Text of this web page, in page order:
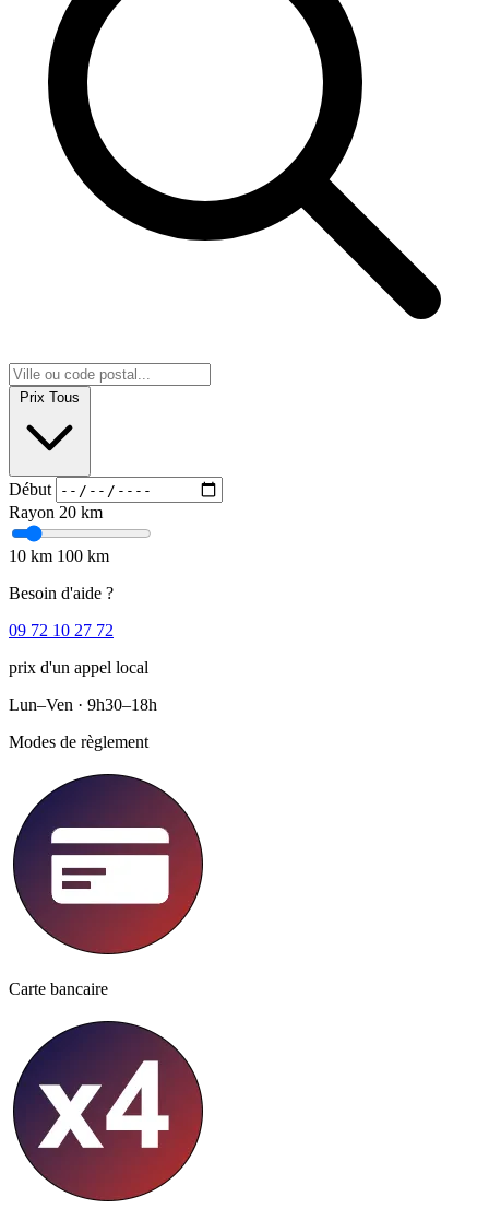
Prix Tous
Début
Rayon 20 km
10 km 100 km
Besoin d'aide ?
09 72 10 27 72
prix d'un appel local
Lun–Ven · 9h30–18h
Modes de règlement
Carte bancaire